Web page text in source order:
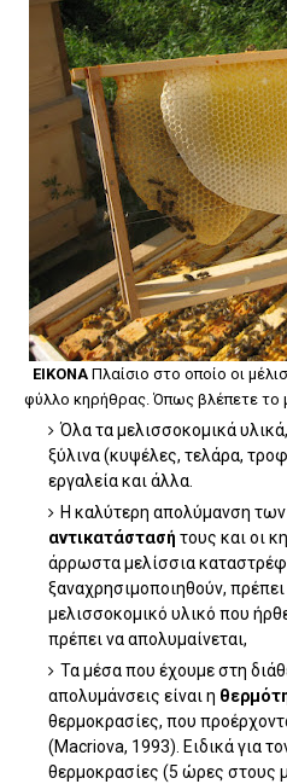
ΕΙΚΟΝΑ Πλαίσιο στο οποίο οι
φύλλο κηρήθρας. Όπως βλέπετε το
Όλα τα μελισσοκομικά
ξύλινα (κυψέλες, τελάρα,
εργαλεία και άλλα.
Η καλύτερη απολύμανση των
αντικατάστασή τους και οι
άρρωστα μελίσσια
ξαναχρησιμοποιηθούν,
μελισσοκομικό υλικό που
πρέπει να απολυμαίνεται,
Τα μέσα που έχουμε στη
απολυμάνσεις είναι η
θερμοκρασίες, που
(Macriova, 1993). Ειδικά για
θερμοκρασίες (5 ώρες στους